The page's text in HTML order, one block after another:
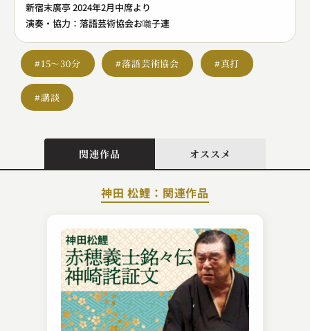
新宿末廣亭 2024年2月中席より
演奏・協力：落語芸術協会お囃子連
#15～30分 #落語芸術協会 #真打
#講談
関連作品 オススメ
神田 松鯉：関連作品
柳家 花ごめ